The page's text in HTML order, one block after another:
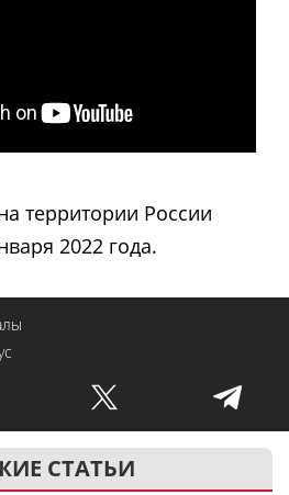
территории России
2022 года.
СТАТЬИ